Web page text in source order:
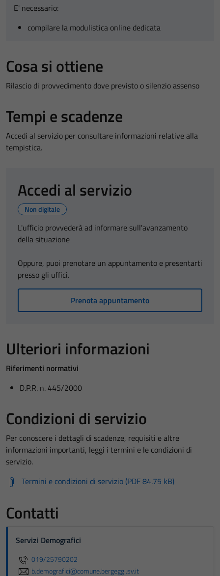
E' necessario:
compilare la modulistica online dedicata
Cosa si ottiene
Rilascio di provvedimento dove previsto o silenzio assenso
Tempi e scadenze
Accedi al servizio per consultare informazioni relative alla
tempistica.
Accedi al servizio
Non digitale
L'ufficio provvederà ad informare sull'avanzamento
della situazione
Oppure, puoi prenotare un appuntamento e presentarti
presso gli uffici.
Prenota appuntamento
Ulteriori informazioni
Riferimenti normativi
D.P.R. n. 445/2000
Condizioni di servizio
Per conoscere i dettagli di scadenze, requisiti e altre
informazioni importanti, leggi i termini e le condizioni di
servizio.
Termini e condizioni di servizio (PDF 84.75 kB)
Contatti
Servizi Demografici
019/25790202
b.demografici@comune.bergeggi.sv.it